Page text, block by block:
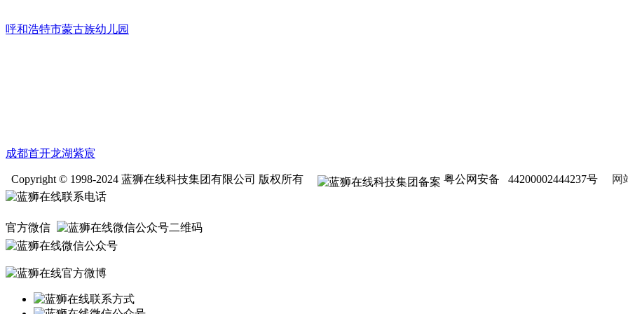
呼和浩特市蒙古族幼儿园
成都首开龙湖紫宸
Copyright © 1998-2024 蓝狮在线科技集团有限公司 版权所有 粤公网安备 44200002444237号 网
官方微信